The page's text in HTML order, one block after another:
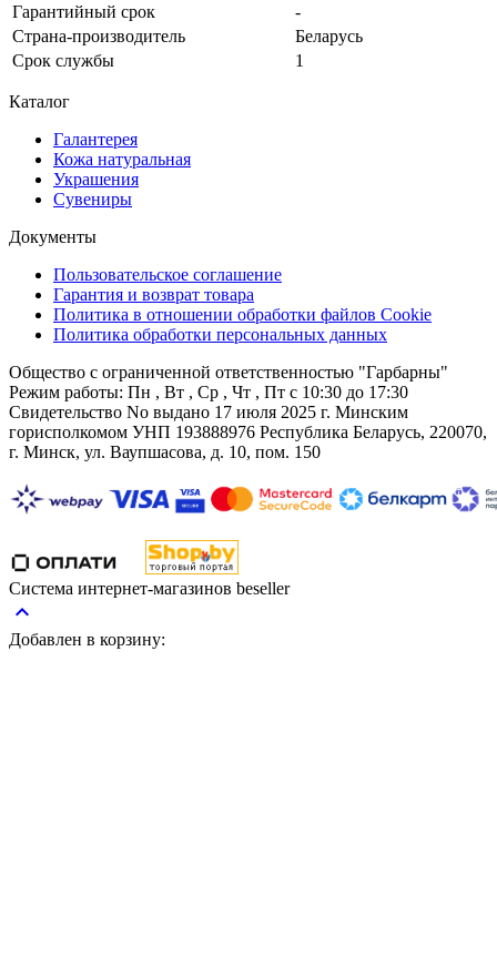
Гарантийный срок
-
Страна-производитель
Беларусь
Срок службы
1
Каталог
Галантерея
Кожа натуральная
Украшения
Сувениры
Документы
Пользовательское соглашение
Гарантия и возврат товара
Политика в отношении обработки файлов Cookie
Политика обработки персональных данных
Общество с ограниченной ответственностью "Гарбарны"
Режим работы: Пн , Вт , Ср , Чт , Пт c 10:30 до 17:30
Свидетельство No выдано 17 июля 2025 г. Минским
горисполкомом УНП 193888976 Республика Беларусь, 220070,
г. Минск, ул. Ваупшасова, д. 10, пом. 150
Система интернет-магазинов beseller
keyboard_arrow_up
Добавлен в корзину: